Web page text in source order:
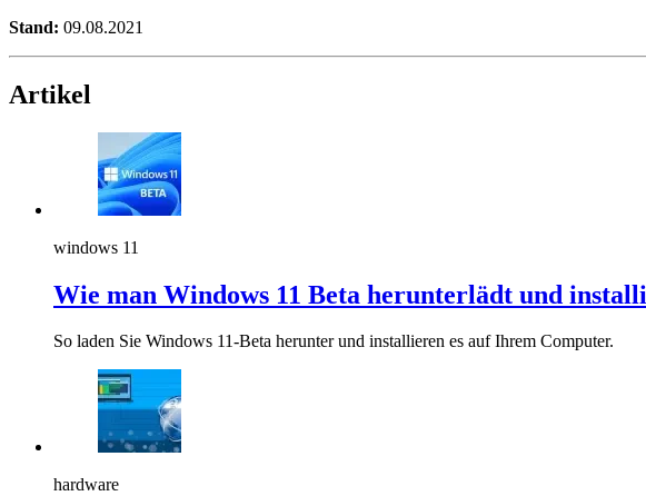
Stand: 09.08.2021
Artikel
windows 11
Wie man Windows 11 Beta herunterlädt und
So laden Sie Windows 11-Beta herunter und installieren es auf Ihrem Computer.
hardware